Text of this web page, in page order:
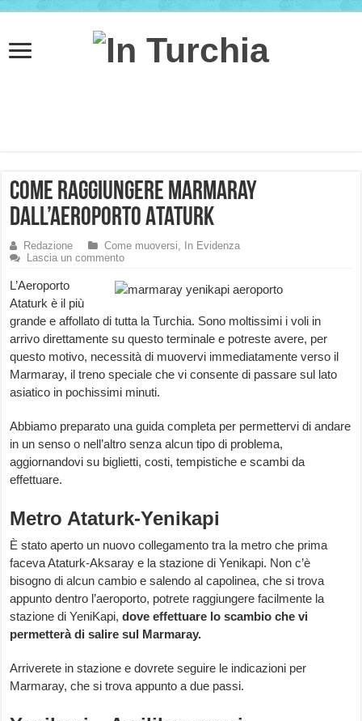
Come raggiungere Marmaray
dall’Aeroporto Ataturk
Redazione Come muoversi,
In Evidenza
Lascia un commento
L’Aeroporto
Ataturk è il più
grande e affollato di tutta la Turchia. Sono moltissimi i voli in
arrivo direttamente su questo terminale e potreste avere, per
questo motivo, necessità di muovervi immediatamente verso il
Marmaray, il treno speciale che vi consente di passare sul lato
asiatico in pochissimi minuti.
Abbiamo preparato una guida completa per permettervi di andare
in un senso o nell’altro senza alcun tipo di problema,
aggiornandovi su biglietti, costi, tempistiche e scambi da
effettuare.
Metro Ataturk-Yenikapi
È stato aperto un nuovo collegamento tra la metro che prima
faceva Ataturk-Aksaray e la stazione di Yenikapi. Non c’è
bisogno di alcun cambio e salendo al capolinea, che si trova
appunto dentro l’aeroporto, potrete raggiungere facilmente la
stazione di YeniKapi,dove effettuare lo scambio che vi
permetterà di salire sul Marmaray.
Arriverete in stazione e dovrete seguire le indicazioni per
Marmaray, che si trova appunto a due passi.